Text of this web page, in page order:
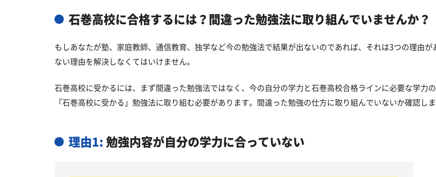
石巻高校と偏差値が近い公立高校一覧
石巻市の他の公立高校
石巻高校に合格するには？間違った勉強法に取り組んでいませんか？
もしあなたが塾、家庭教師、通信教育、独学など今の勉強法で結果が出ないのであれば、それは3つの理由
ない理由を解決しなくてはいけません。
石巻高校に受かるには、まず間違った勉強法ではなく、今の自分の学力と石巻高校合格ラインに必要な学力
「石巻高校に受かる」勉強法に取り組む必要があります。間違った勉強の仕方に取り組んでいないか確認し
理由1:勉強内容が自分の学力に合っていない